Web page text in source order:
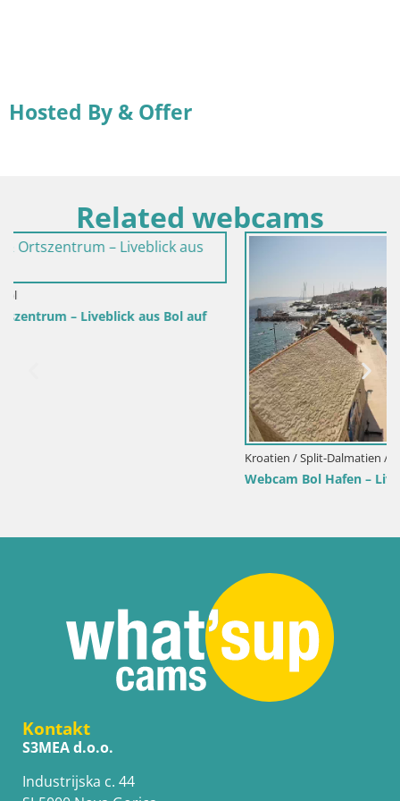
Hosted By & Offer
Related webcams
Webcam Bol Hafen – Liveblick auf Bol Riva & Marina
Kontakt
S3MEA d.o.o.
Industrijska c. 44